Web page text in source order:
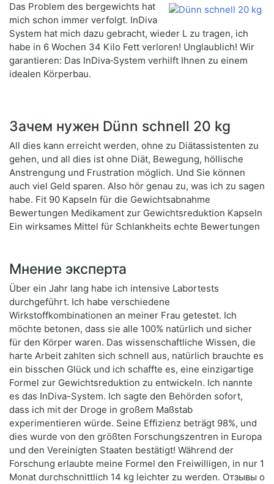
Das Problem des bergewichts hat
mich schon immer verfolgt. InDiva
System hat mich dazu gebracht, wieder L zu tragen, ich
habe in 6 Wochen 34 Kilo Fett verloren! Unglaublich! Wir
garantieren: Das InDiva‑System verhilft Ihnen zu einem
idealen Körperbau.
Зачем нужен Dünn schnell 20 kg
All dies kann erreicht werden, ohne zu Diätassistenten zu
gehen, und all dies ist ohne Diät, Bewegung, höllische
Anstrengung und Frustration möglich. Und Sie können
auch viel Geld sparen. Also hör genau zu, was ich zu sagen
habe. Fit 90 Kapseln für die Gewichtsabnahme
Bewertungen Medikament zur Gewichtsreduktion Kapseln
Ein wirksames Mittel für Schlankheits echte Bewertungen
Мнение эксперта
Über ein Jahr lang habe ich intensive Labortests
durchgeführt. Ich habe verschiedene
Wirkstoffkombinationen an meiner Frau getestet. Ich
möchte betonen, dass sie alle 100% natürlich und sicher
für den Körper waren. Das wissenschaftliche Wissen, die
harte Arbeit zahlten sich schnell aus, natürlich brauchte es
ein bisschen Glück und ich schaffte es, eine einzigartige
Formel zur Gewichtsreduktion zu entwickeln. Ich nannte
es das InDiva-System. Ich sagte den Behörden sofort,
dass ich mit der Droge in großem Maßstab
experimentieren würde. Seine Effizienz beträgt 98%, und
dies wurde von den größten Forschungszentren in Europa
und den Vereinigten Staaten bestätigt! Während der
Forschung erlaubte meine Formel den Freiwilligen, in nur 1
Monat durchschnittlich 14 kg leichter zu werden. Отзывы о